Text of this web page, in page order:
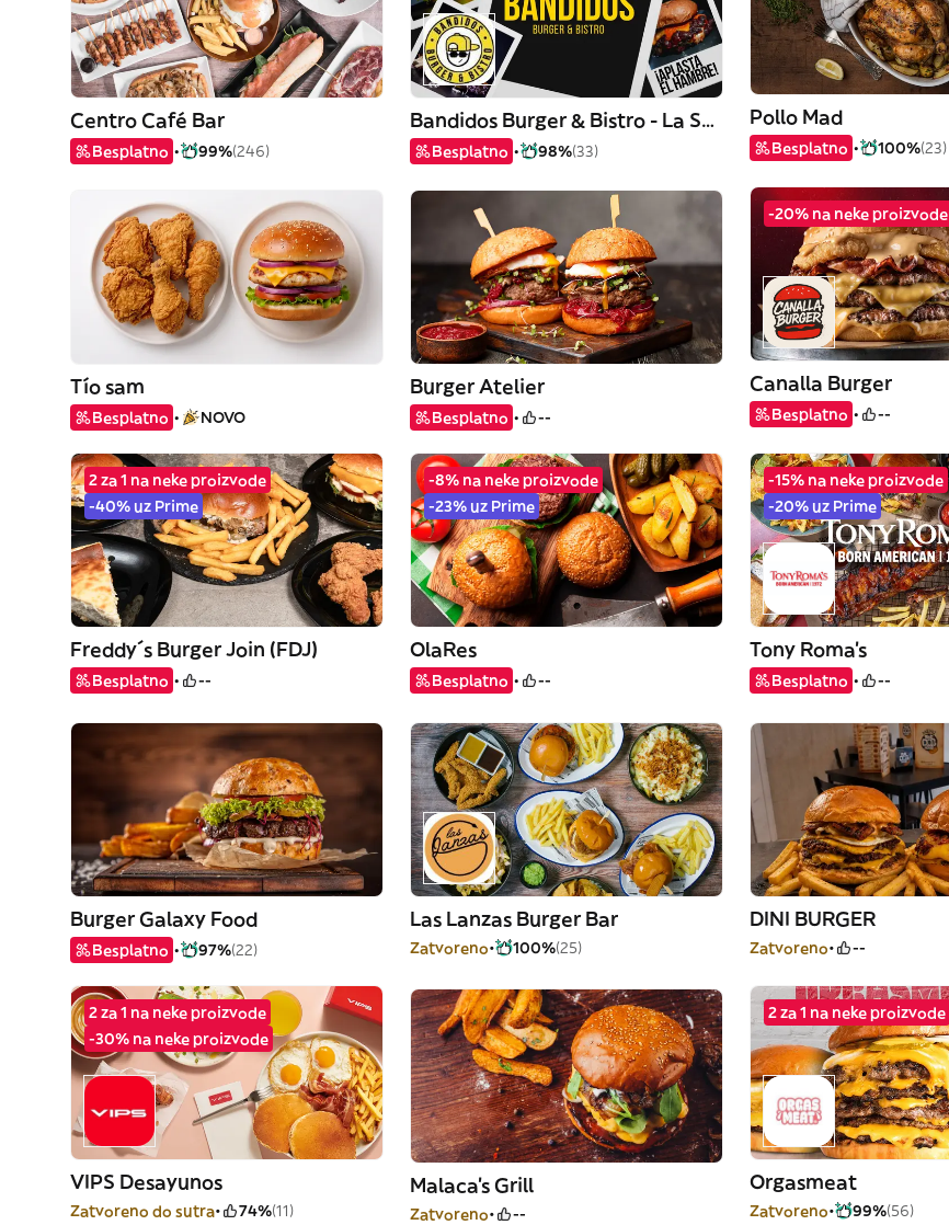
Centro Café Bar
Besplatno 99%(246)
Bandidos Burger & Bistro - La Serna
Besplatno 98%(33)
Pollo Mad
Besplatno 100%(23)
Tío sam
Besplatno NOVO
Burger Atelier
Besplatno --
-20% na neke proizvode
Canalla Burger
Besplatno --
2 za 1 na neke proizvode
-40% uz Prime
Freddy´s Burger Join (FDJ)
Besplatno --
-8% na neke proizvode
-23% uz Prime
OlaRes
Besplatno --
-15% na neke proizvode
-20% uz Prime
Tony Roma's
Besplatno --
Burger Galaxy Food
Besplatno 97%(22)
Las Lanzas Burger Bar
Zatvoreno 100%(25)
DINI BURGER
Zatvoreno --
2 za 1 na neke proizvode
-30% na neke proizvode
VIPS Desayunos
Zatvoreno do sutra 74%(11)
Malaca's Grill
Zatvoreno --
2 za 1 na neke proizvode
Orgasmeat
Zatvoreno 99%(56)